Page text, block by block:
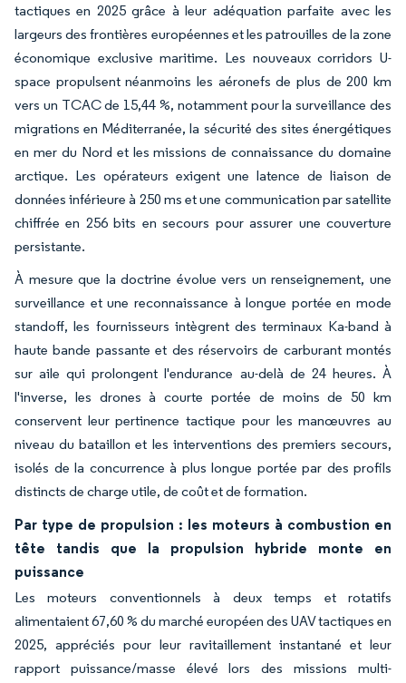
tactiques en 2025 grâce à leur adéquation parfaite avec les
largeurs des frontières européennes et les patrouilles de la zone
économique exclusive maritime. Les nouveaux corridors U-
space propulsent néanmoins les aéronefs de plus de 200 km
vers un TCAC de 15,44 %, notamment pour la surveillance des
migrations en Méditerranée, la sécurité des sites énergétiques
en mer du Nord et les missions de connaissance du domaine
arctique. Les opérateurs exigent une latence de liaison de
données inférieure à 250 ms et une communication par satellite
chiffrée en 256 bits en secours pour assurer une couverture
persistante.
À mesure que la doctrine évolue vers un renseignement, une
surveillance et une reconnaissance à longue portée en mode
standoff, les fournisseurs intègrent des terminaux Ka-band à
haute bande passante et des réservoirs de carburant montés
sur aile qui prolongent l'endurance au-delà de 24 heures. À
l'inverse, les drones à courte portée de moins de 50 km
conservent leur pertinence tactique pour les manœuvres au
niveau du bataillon et les interventions des premiers secours,
isolés de la concurrence à plus longue portée par des profils
distincts de charge utile, de coût et de formation.
Par type de propulsion : les moteurs à combustion en
tête tandis que la propulsion hybride monte en
puissance
Les moteurs conventionnels à deux temps et rotatifs
alimentaient 67,60 % du marché européen des UAV tactiques en
2025, appréciés pour leur ravitaillement instantané et leur
rapport puissance/masse élevé lors des missions multi-